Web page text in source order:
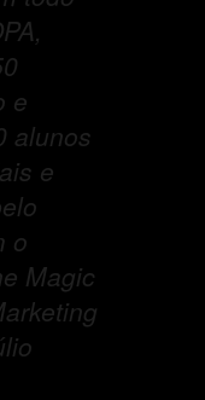
e
alunos
e
o
Magic